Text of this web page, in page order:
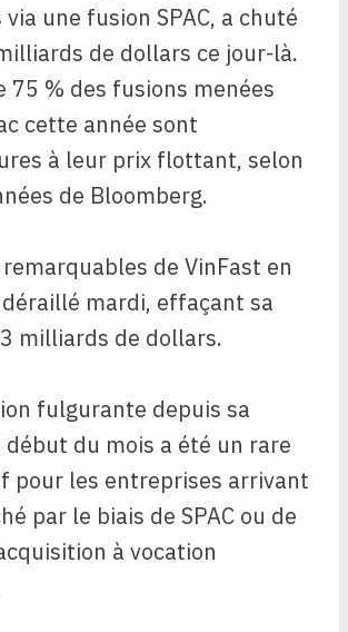
une fusion SPAC, a chuté
de dollars ce jour-là.
75 % des fusions menées
cette année sont
à leur prix flottant, selon
de Bloomberg.
de VinFast en
mardi, effaçant sa
milliards de dollars.
fulgurante depuis sa
du mois a été un rare
pour les entreprises arrivant
par le biais de SPAC ou de
à vocation